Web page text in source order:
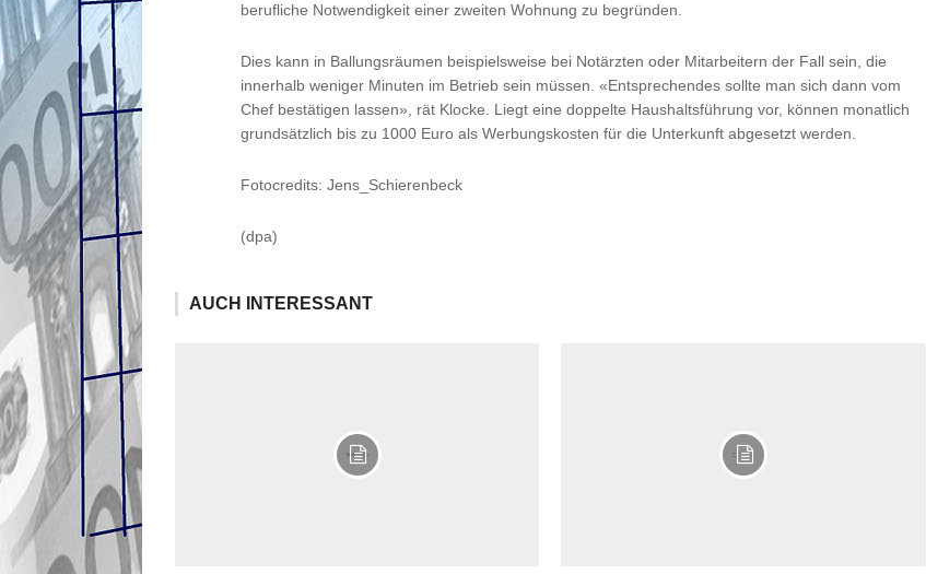
berufliche Notwendigkeit einer zweiten Wohnung zu begründen.
Dies kann in Ballungsräumen beispielsweise bei Notärzten oder Mitarbeitern der Fall sein, die
innerhalb weniger Minuten im Betrieb sein müssen. «Entsprechendes sollte man sich dann vom
Chef bestätigen lassen», rät Klocke. Liegt eine doppelte Haushaltsführung vor, können monatlich
grundsätzlich bis zu 1000 Euro als Werbungskosten für die Unterkunft abgesetzt werden.
Fotocredits: Jens_Schierenbeck
(dpa)
AUCH INTERESSANT